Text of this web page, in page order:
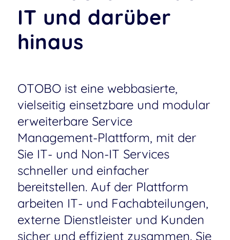
IT und darüber
hinaus
OTOBO ist eine webbasierte,
vielseitig einsetzbare und modular
erweiterbare Service
Management-Plattform, mit der
Sie IT- und Non-IT Services
schneller und einfacher
bereitstellen. Auf der Plattform
arbeiten IT- und Fachabteilungen,
externe Dienstleister und Kunden
sicher und effizient zusammen. Sie